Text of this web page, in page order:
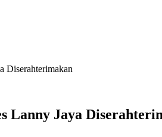
Diserahterimakan
Lanny Jaya